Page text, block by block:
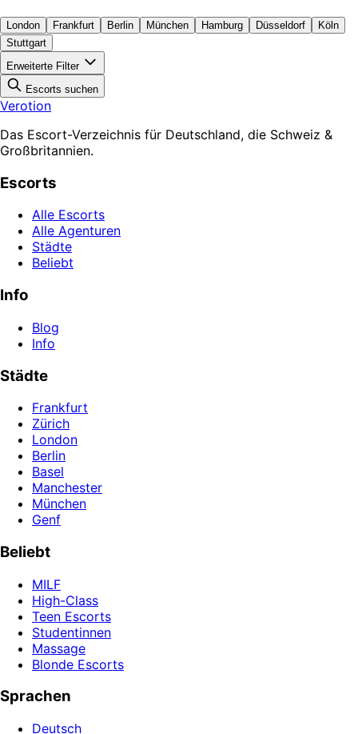
London Frankfurt Berlin München Hamburg Düsseldorf
Köln
Stuttgart
Erweiterte Filter
Escorts suchen
Verotion
Das Escort-Verzeichnis für Deutschland, die Schweiz &
Großbritannien.
Escorts
Alle Escorts
Alle Agenturen
Städte
Beliebt
Info
Blog
Info
Städte
Frankfurt
Zürich
London
Berlin
Basel
Manchester
München
Genf
Beliebt
MILF
High-Class
Teen Escorts
Studentinnen
Massage
Blonde Escorts
Sprachen
Deutsch